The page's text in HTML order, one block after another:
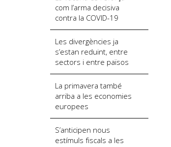
com l’arma decisiva
contra la COVID-19
Les divergències ja
s’estan reduint, entre
sectors i entre països
La primavera també
arriba a les economies
europees
S’anticipen nous
estímuls fiscals a les